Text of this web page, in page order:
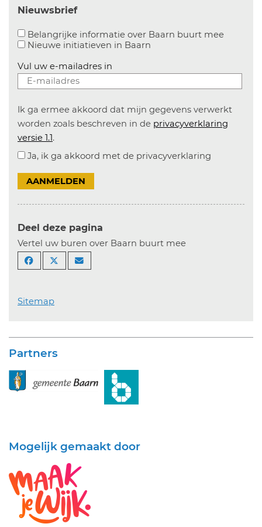
Nieuwsbrief
Belangrijke informatie over Baarn buurt mee
Nieuwe initiatieven in Baarn
Vul uw e-mailadres in
Ik ga ermee akkoord dat mijn gegevens verwerkt
worden zoals beschreven in de privacyverklaring
versie 1.1.
Ja, ik ga akkoord met de privacyverklaring
AANMELDEN
Deel deze pagina
Vertel uw buren over Baarn buurt mee
Sitemap
Partners
Mogelijk gemaakt door